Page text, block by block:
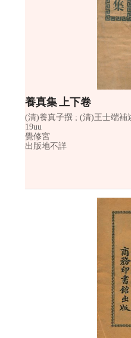
養真集 上下卷
(清)養真子撰 ; (清)王士端補
19uu
覺修宮
出版地不詳